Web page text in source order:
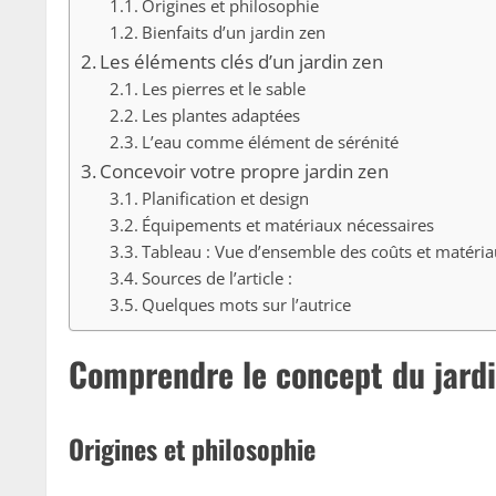
Origines et philosophie
Bienfaits d’un jardin zen
Les éléments clés d’un jardin zen
Les pierres et le sable
Les plantes adaptées
L’eau comme élément de sérénité
Concevoir votre propre jardin zen
Planification et design
Équipements et matériaux nécessaires
Tableau : Vue d’ensemble des coûts et
Sources de l’article :
Quelques mots sur l’autrice
Comprendre le concept du
Origines et philosophie